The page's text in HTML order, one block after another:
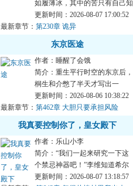
如履薄冰，其中的苦只有自己知
道。一条出身寒微的黑蛇，无依
无靠，风雨独行...
更新时间：2026-08-07 17:00:52
最新章节： 第230章 诡异
东京医途
作者：睡醒了会饿
简介：重生平行时空的东京后，
桐生和介憋了半天才写出一
句“我的高中成绩并不理想”，无
奈之下，只能弃文...
更新时间：2026-08-06 10:38:22
最新章节： 第462章 大胆只要承担风险
我真要控制你了，皇女殿下
作者：乐山小李
简介：“我们一起来研究一下这
个禁忌神器吧！”李维知道希尔
薇娅会玩，但没有想过她这么会
更新时间：2026-08-07 13:18:57